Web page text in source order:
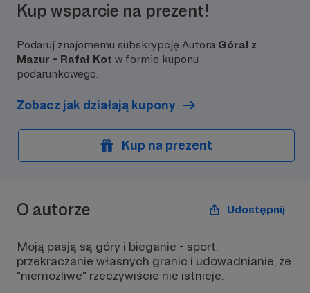
Kup wsparcie na prezent!
Podaruj znajomemu subskrypcję Autora Góral z
Mazur - Rafał Kot w formie kuponu
podarunkowego.
Zobacz jak działają kupony
Kup na prezent
O autorze Udostępnij
Moją pasją są góry i bieganie - sport,
przekraczanie własnych granic i udowadnianie, że
"niemożliwe" rzeczywiście nie istnieje.